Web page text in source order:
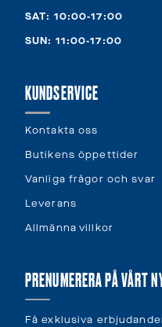
SAT: 10:00-17:00
SUN: 11:00-17:00
KUNDSERVICE
Kontakta oss
Butikens öppettider
Vanliga frågor och svar
Leverans
Allmänna villkor
PRENUMERERA PÅ VÅRT
Få exklusiva